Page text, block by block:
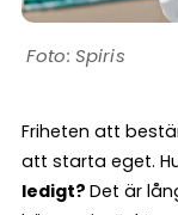
Spiris
Friheten att
att starta eget.
ledigt? Det är